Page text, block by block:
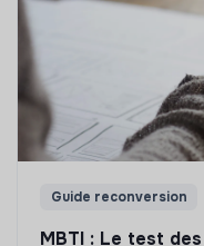
Guide reconversion
MBTI : Le test